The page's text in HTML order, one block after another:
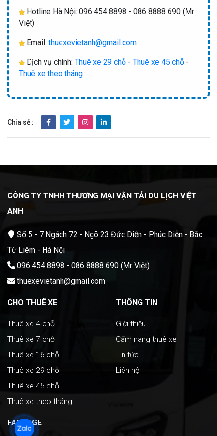
Hotline Hà Nội: 096 454 8898 - 086 8888 690 (Mr
Việt)
Email: thuexevietanh@gmail.com
Dịch vụ chính: Thuê xe 29 chỗ - Thuê xe 45 chỗ -
Thuê xe theo tháng
Chia sẻ :
CÔNG TY TNHH THƯƠNG MẠI VẬN TẢI DU LỊCH VIỆT
ANH
Số 5 - 7 Ngách 72 - Ngõ 23 Đức Diễn - Phúc Diễn - Bắc
Từ Liêm - Hà Nội
096 454 8898 - 086 8888 690 (Mr Việt)
thuexevietanh@gmail.com
CHO THUÊ XE
Thuê xe 4 chỗ
Thuê xe 7 chỗ
Thuê xe 16 chỗ
Thuê xe 29 chỗ
Thuê xe 45 chỗ
Thuê xe theo tháng
THÔNG TIN
Giới thiệu
Cẩm nang thuê xe
Tin tức
Liên hệ
FANPAGE